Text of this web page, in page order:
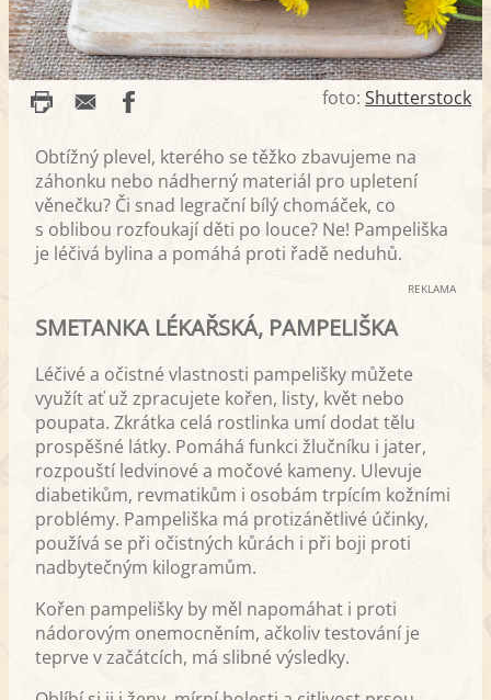
foto: Shutterstock
Obtížný plevel, kterého se těžko zbavujeme na
záhonku nebo nádherný materiál pro upletení
věnečku? Či snad legrační bílý chomáček, co
s oblibou rozfoukají děti po louce? Ne! Pampeliška
je léčivá bylina a pomáhá proti řadě neduhů.
REKLAMA
SMETANKA LÉKAŘSKÁ, PAMPELIŠKA
Léčivé a očistné vlastnosti pampelišky můžete
využít ať už zpracujete kořen, listy, květ nebo
poupata. Zkrátka celá rostlinka umí dodat tělu
prospěšné látky. Pomáhá funkci žlučníku i jater,
rozpouští ledvinové a močové kameny. Ulevuje
diabetikům, revmatikům i osobám trpícím kožními
problémy. Pampeliška má protizánětlivé účinky,
používá se při očistných kůrách i při boji proti
nadbytečným kilogramům.
Kořen pampelišky by měl napomáhat i proti
nádorovým onemocněním, ačkoliv testování je
teprve v začátcích, má slibné výsledky.